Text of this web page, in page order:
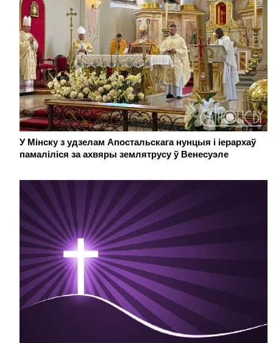
У Мінску з удзелам Апостальскага нунцыя і іерархаў
памаліліся за ахвяры землятрусу ў Венесуэле